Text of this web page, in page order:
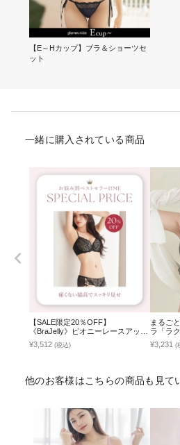
【E～Hカップ】ブラ＆ショーツセ
ット
一緒に購入されている商品
【SALE限定20％OFF】
《BraJelly》ピオニーレースアップ
ブラ＆ショーツ
¥3,512 (税込)
まるご
ラ「ラ
なし
¥3,231 (
他のお客様はこちらの商品も見て